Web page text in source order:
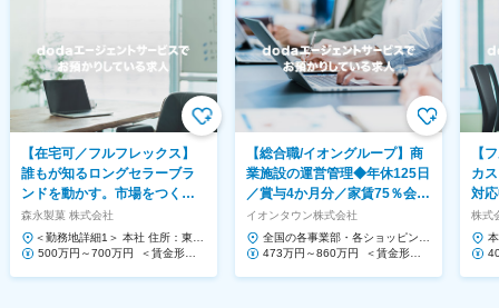
【在宅可／フルフレックス】
誰もが知るロングセラーブラ
ンドを動かす。市場をつくる
提案営業◆ハイチュウ等
森永製菓 株式会社
＜勤務地詳細1＞ 本社 住所：東京
都港区芝浦1-13-16 勤務地最寄
500万円～700万円 ＜賃金形態
【総合職/イオングループ】商
業施設の運営管理◆年休125日
／賞与4か月分／家賃75％会社
負担！
イオンタウン株式会社
全国の各事業部・各ショッピング
センター 住所：千葉県千葉市美浜
473万円～860万円 ＜賃金形態
【
カ
対
株式
1